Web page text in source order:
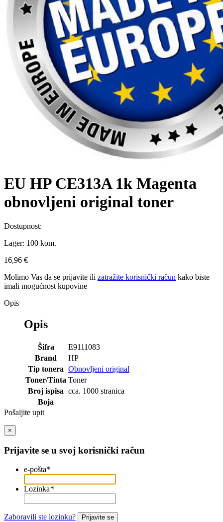
EU HP CE313A 1k Magenta
obnovljeni original toner
Dostupnost:
Lager: 100 kom.
16,96 €
Molimo Vas da se prijavite ili zatražite korisnički račun kako biste
imali mogućnost kupovine
Opis
Opis
Šifra
E9111083
Brand
HP
Tip tonera Obnovljeni original
Toner/Tinta Toner
Broj ispisa cca. 1000 stranica
Boja
Pošaljite upit
×
Prijavite se u svoj korisnički račun
e-pošta*
Lozinka*
Zaboravili ste lozinku? Prijavite se